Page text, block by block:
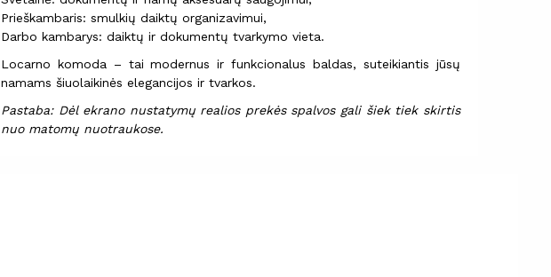
Prieškambaris: smulkių daiktų organizavimui,
Darbo kambarys: daiktų ir dokumentų tvarkymo vieta.
Locarno komoda – tai modernus ir funkcionalus baldas, suteikiantis jūsų
namams šiuolaikinės elegancijos ir tvarkos.
Pastaba: Dėl ekrano nustatymų realios prekės spalvos gali šiek tiek skirtis
nuo matomų nuotraukose.